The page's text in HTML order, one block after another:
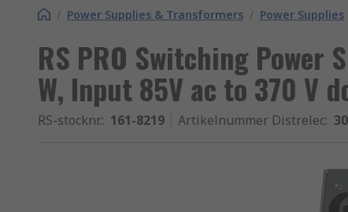
/ Power Supplies & Transformers / Power Supplies
RS PRO Switching Power
W, Input 85V ac to 370 V
RS-stocknr.: 161-8219 Artikelnummer Distrelec: